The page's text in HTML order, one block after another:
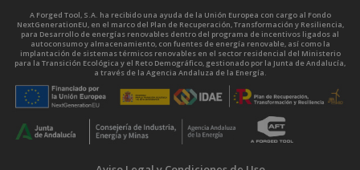
A Forged Tool, S.A. ha recibido una ayuda de la Unión Europea con cargo al Fondo
NextGenerationEU, en el marco del Plan de Recuperación, Transformación y Resiliencia,
para Desarrollo de energías renovables dentro del programa de incentivos ligados al
autoconsumo y almacenamiento, con fuentes de energía renovable, así como la
implantación de sistemas térmicos renovables en el sector residencial del Ministerio
para la Transición Ecológica y el Reto Demográfico, gestionado por la Junta de Andalucía,
a través de la Agencia Andaluza de la Energía.